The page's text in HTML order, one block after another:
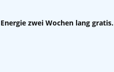
zwei Wochen lang gratis.